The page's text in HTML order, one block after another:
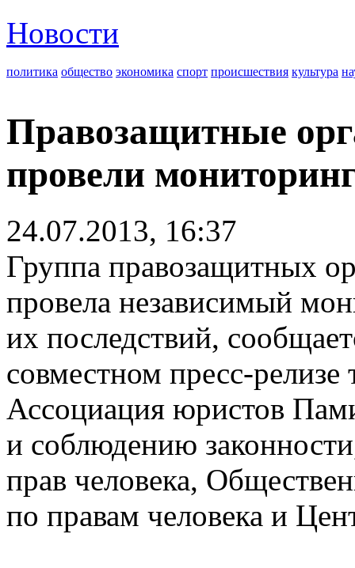
Новости
политика общество экономика спорт происшествия культура
Правозащитные
провели
24.07.2013, 16:37
Группа правозащитных
провела независимый
их последствий,
совместном пресс-релизе
Ассоциация юристов
и соблюдению
прав человека,
по правам человека и